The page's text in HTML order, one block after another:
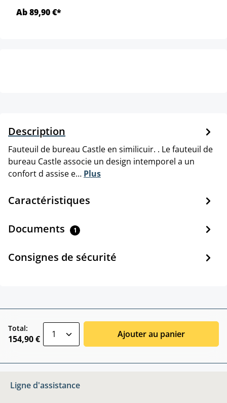
Ab 89,90 €*
Description
Fauteuil de bureau Castle en similicuir. . Le fauteuil de
bureau Castle associe un design intemporel a un
confort d assise e… Plus
Caractéristiques
Documents 1
Consignes de sécurité
Total:
154,90 € Ajouter au panier
Ligne d'assistance